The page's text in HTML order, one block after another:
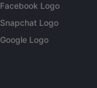
Facebook Logo
Snapchat Logo
Google Logo